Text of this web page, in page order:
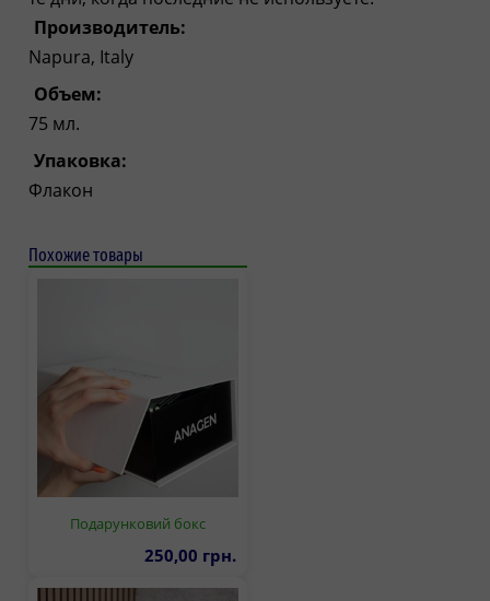
Производитель:
Napura, Italy
Объем:
75 мл.
Упаковка:
Флакон
Похожие товары
Подарунковий бокс
250,00 грн.